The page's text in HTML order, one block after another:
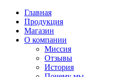
Главная
Продукция
Магазин
О компании
Миссия
Отзывы
История